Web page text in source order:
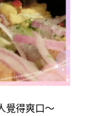
覺得爽口～